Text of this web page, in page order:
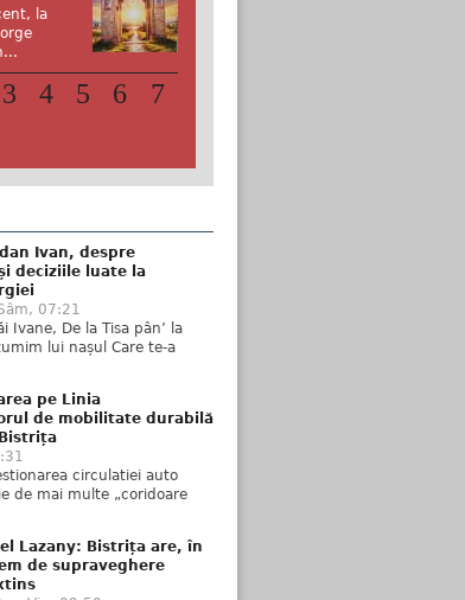
la
3 4 5 6
7
Ivan, despre
deciziile luate la
07:21
Ivane, De la Tisa pân’ la
lui nașul Care te-a
pe Linia
de mobilitate durabilă
circulatiei auto
de mai multe „coridoare
Lazany: Bistrița are, în
de supraveghere